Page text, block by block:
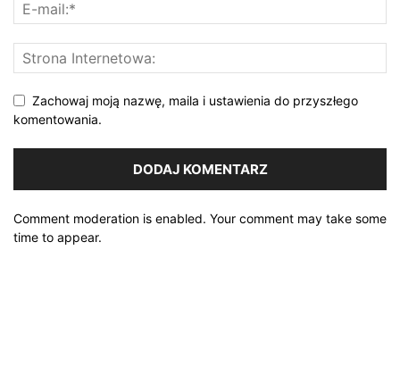
Zachowaj moją nazwę, maila i ustawienia do przyszłego
komentowania.
Comment moderation is enabled. Your comment may take some
time to appear.